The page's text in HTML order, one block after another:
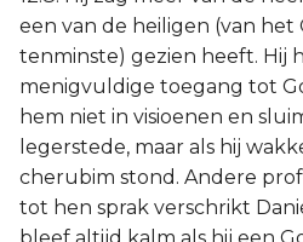
een van de heiligen (van
tenminste) gezien heeft. Hij
menigvuldige toegang tot
hem niet in visioenen en
legerstede, maar als hij
cherubim stond. Andere
tot hen sprak verschrikt